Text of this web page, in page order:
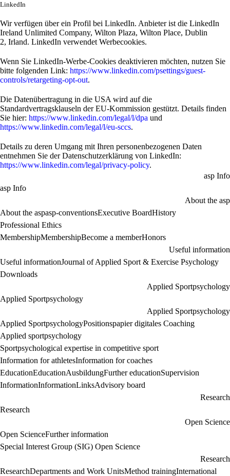
LinkedIn
Wir verfügen über ein Profil bei LinkedIn. Anbieter ist die LinkedIn
Ireland Unlimited Company, Wilton Plaza, Wilton Place, Dublin
2, Irland. LinkedIn verwendet Werbecookies.
Wenn Sie LinkedIn-Werbe-Cookies deaktivieren möchten, nutzen Sie
bitte folgenden Link: https://www.linkedin.com/psettings/guest-
controls/retargeting-opt-out.
Die Datenübertragung in die USA wird auf die
Standardvertragsklauseln der EU-Kommission gestützt. Details finden
Sie hier: https://www.linkedin.com/legal/l/dpa und
https://www.linkedin.com/legal/l/eu-sccs.
Details zu deren Umgang mit Ihren personenbezogenen Daten
entnehmen Sie der Datenschutzerklärung von LinkedIn:
https://www.linkedin.com/legal/privacy-policy.
asp Info
asp Info
About the asp
About the aspasp-conventionsExecutive BoardHistory
Professional Ethics
MembershipMembershipBecome a memberHonors
Useful information
Useful informationJournal of Applied Sport & Exercise Psychology
Downloads
Applied Sportpsychology
Applied Sportpsychology
Applied Sportpsychology
Applied SportpsychologyPositionspapier digitales Coaching
Applied sportpsychology
Sportpsychological expertise in competitive sport
Information for athletesInformation for coaches
EducationEducationAusbildungFurther educationSupervision
InformationInformationLinksAdvisory board
Research
Research
Open Science
Open ScienceFurther information
Special Interest Group (SIG) Open Science
Research
ResearchDepartments and Work UnitsMethod trainingInternational